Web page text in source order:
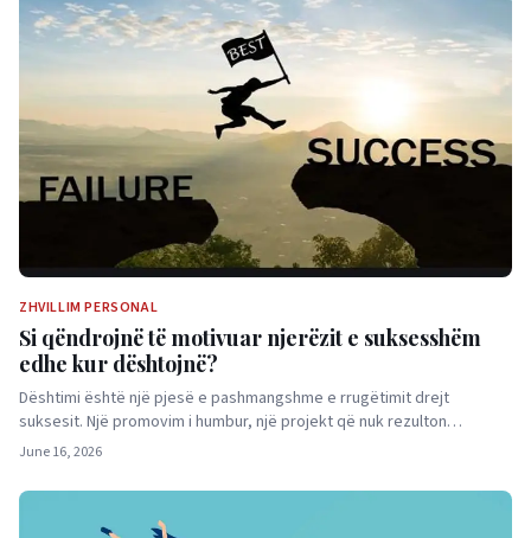
ZHVILLIM PERSONAL
Si qëndrojnë të motivuar njerëzit e suksesshëm
edhe kur dështojnë?
Dështimi është një pjesë e pashmangshme e rrugëtimit drejt
suksesit. Një promovim i humbur, një projekt që nuk rezulton…
June 16, 2026